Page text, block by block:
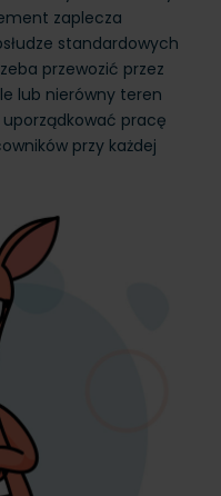
zaplecza
standardowych
przewozić przez
lub nierówny teren
pracę
przy każdej